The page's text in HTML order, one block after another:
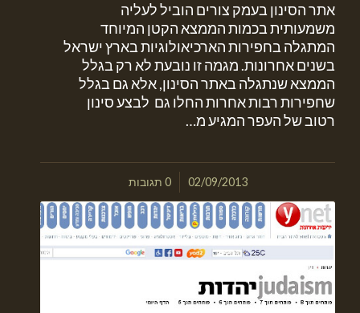
אתר הסינון בעמק צורים הוביל לעליה
משמעותית בכמות הממצא הקטן המיוחד
המתגלה בחפירות הארכיאולוגיות בארץ ישראל
בשנים אחרונות. מגמה זו נובעת לא רק בגלל
הממצא שנתגלה באתר הסינון, אלא גם בגלל
שחפירות רבות אחרות החלו גם לבצע סינון
רטוב של העפר המגיע מ…
02/09/2013
/ 0 תגובות